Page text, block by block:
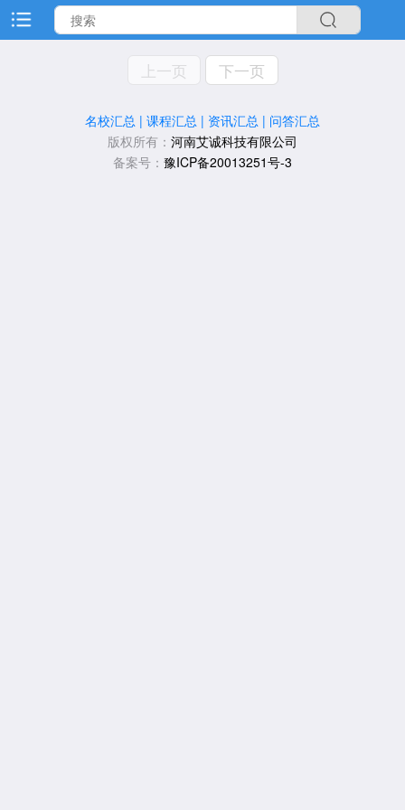
上一页 下一页
名校汇总 | 课程汇总 | 资讯汇总 | 问答汇总
版权所有： 河南艾诚科技有限公司
备案号： 豫ICP备20013251号-3